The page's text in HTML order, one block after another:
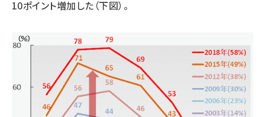
10ポイント増加した（下図）。